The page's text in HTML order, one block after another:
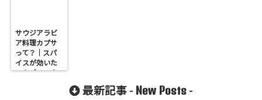
サウジアラビ
ア料理カプサ
って？｜スパ
イスが効いた
エキゾチック
最新記事 - New Posts -